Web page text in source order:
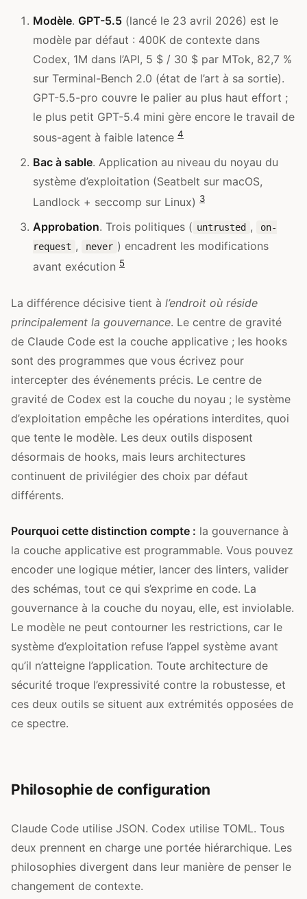
Modèle. GPT-5.5 (lancé le 23 avril 2026) est le
modèle par défaut : 400K de contexte dans
Codex, 1M dans l’API, 5 $ / 30 $ par MTok, 82,7 %
sur Terminal-Bench 2.0 (état de l’art à sa sortie).
GPT-5.5-pro couvre le palier au plus haut effort ;
le plus petit GPT-5.4 mini gère encore le travail de
sous-agent à faible latence 4
Bac à sable. Application au niveau du noyau du
système d’exploitation (Seatbelt sur macOS,
Landlock + seccomp sur Linux) 3
Approbation. Trois politiques ( untrusted ,
on-
request , never ) encadrent les modifications
avant exécution 5
La différence décisive tient à l’endroit où réside
principalement la gouvernance. Le centre de gravité
de Claude Code est la couche applicative ; les hooks
sont des programmes que vous écrivez pour
intercepter des événements précis. Le centre de
gravité de Codex est la couche du noyau ; le système
d’exploitation empêche les opérations interdites, quoi
que tente le modèle. Les deux outils disposent
désormais de hooks, mais leurs architectures
continuent de privilégier des choix par défaut
différents.
Pourquoi cette distinction compte : la gouvernance à
la couche applicative est programmable. Vous pouvez
encoder une logique métier, lancer des linters, valider
des schémas, tout ce qui s’exprime en code. La
gouvernance à la couche du noyau, elle, est inviolable.
Le modèle ne peut contourner les restrictions, car le
système d’exploitation refuse l’appel système avant
qu’il n’atteigne l’application. Toute architecture de
sécurité troque l’expressivité contre la robustesse, et
ces deux outils se situent aux extrémités opposées de
ce spectre.
Philosophie de configuration
Claude Code utilise JSON. Codex utilise TOML. Tous
deux prennent en charge une portée hiérarchique. Les
philosophies divergent dans leur manière de penser le
changement de contexte.